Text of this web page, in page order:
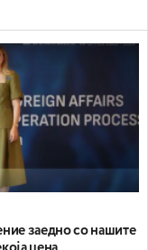
заедно со нашите